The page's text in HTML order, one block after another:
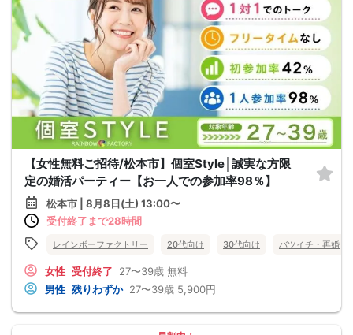
【女性無料ご招待/松本市】個室Style│誠実な方限
定の婚活パーティー【お一人での参加率98％】
松本市 | 8月8日(土) 13:00〜
受付終了まで28時間
レインボーファクトリー 20代向け 30代向け バツイチ・再婚
女性 受付終了 27〜39歳 無料
男性 残りわずか 27〜39歳 5,900円